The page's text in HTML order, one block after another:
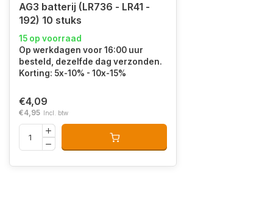
AG3 batterij (LR736 - LR41 -
192) 10 stuks
15 op voorraad
Op werkdagen voor 16:00 uur
besteld, dezelfde dag verzonden.
Korting: 5x-10% - 10x-15%
€4,09
€4,95 Incl. btw